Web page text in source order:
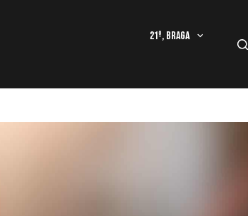
21º, Braga